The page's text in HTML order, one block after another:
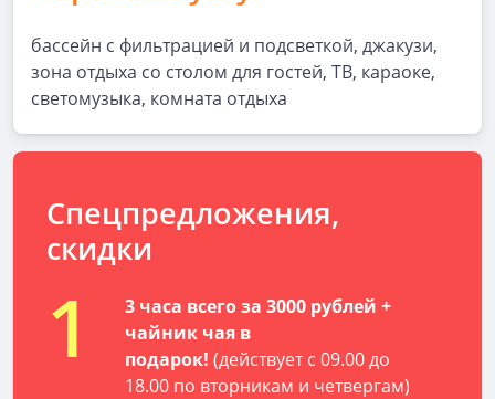
бассейн с фильтрацией и подсветкой, джакузи,
зона отдыха со столом для гостей, ТВ, караоке,
светомузыка, комната отдыха
Спецпредложения,
скидки
1
3 часа всего за 3000 рублей +
чайник чая в
подарок! (действует с 09.00 до
18.00 по вторникам и четвергам)